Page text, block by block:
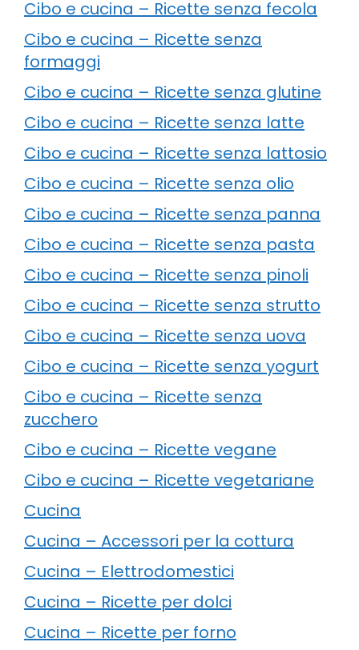
Cibo e cucina – Ricette senza fecola
Cibo e cucina – Ricette senza
formaggi
Cibo e cucina – Ricette senza glutine
Cibo e cucina – Ricette senza latte
Cibo e cucina – Ricette senza lattosio
Cibo e cucina – Ricette senza olio
Cibo e cucina – Ricette senza panna
Cibo e cucina – Ricette senza pasta
Cibo e cucina – Ricette senza pinoli
Cibo e cucina – Ricette senza strutto
Cibo e cucina – Ricette senza uova
Cibo e cucina – Ricette senza yogurt
Cibo e cucina – Ricette senza
zucchero
Cibo e cucina – Ricette vegane
Cibo e cucina – Ricette vegetariane
Cucina
Cucina – Accessori per la cottura
Cucina – Elettrodomestici
Cucina – Ricette per dolci
Cucina – Ricette per forno